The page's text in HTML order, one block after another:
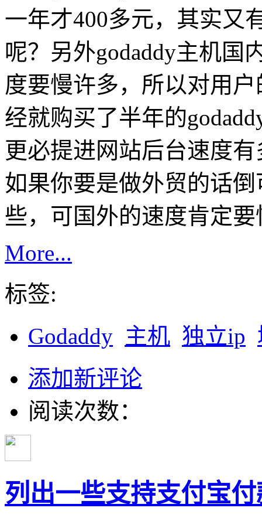
一年才400多元，其实又
呢？另外godaddy主机国
度要慢许多，所以对用
经就购买了半年的
更必提进网站后台速度
如果你要是做外贸的话
些，可国外的速度肯定
More...
标签:
Godaddy 主机 独立ip
添加新评论
阅读次数：
列出一些支持支付宝